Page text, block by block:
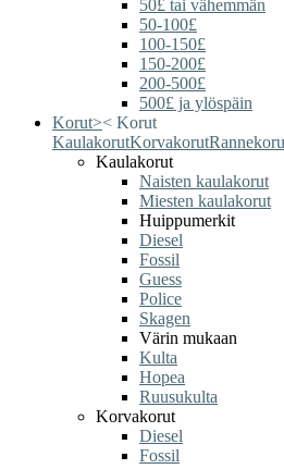
50£ tai vähemmän
50-100£
100-150£
150-200£
200-500£
500£ ja ylöspäin
Korut>< Korut
KaulakorutKorvakorut
Kaulakorut
Naisten kaulakorut
Miesten kaulakorut
Huippumerkit
Diesel
Fossil
Guess
Police
Skagen
Värin mukaan
Kulta
Hopea
Ruusukulta
Korvakorut
Diesel
Fossil